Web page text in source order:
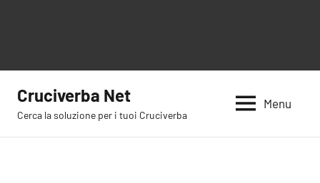
contenuto
Cruciverba Net
Cerca la soluzione per i tuoi Cruciverba
Menu